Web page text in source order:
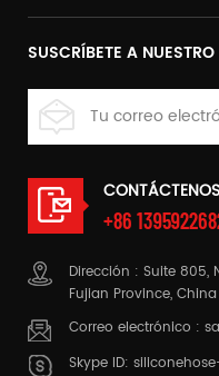
SUSCRÍBETE A
CONTÁCTENOS
+86
Dirección : Suite 805,
Fujian Province, China
Correo electrónico :
Skype ID: